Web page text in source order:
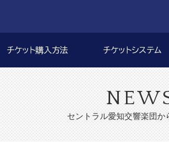
チケット購入方法 チケットシステム
セントラル愛知交響楽団か